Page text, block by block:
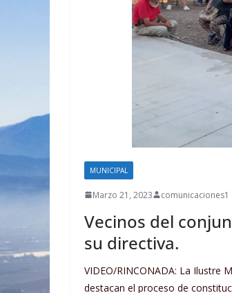
MUNICIPAL
Marzo 21, 2023 comunicaciones1
Vecinos del
su directiva.
VIDEO/RINCONADA: La Ilustre
destacan el proceso de